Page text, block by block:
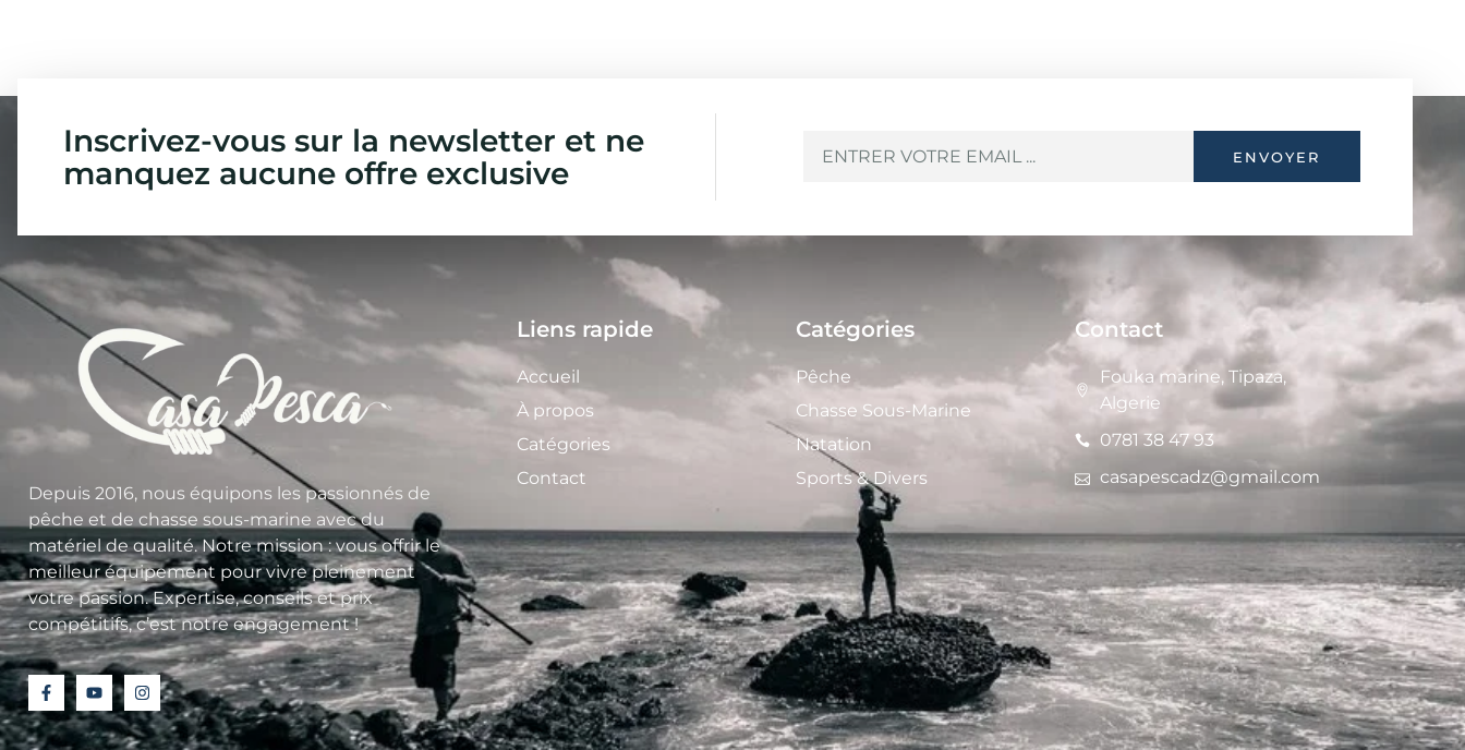
Inscrivez-vous sur la newsletter et ne
manquez aucune offre exclusive
ENVOYER
Depuis 2016, nous équipons les passionnés de
pêche et de chasse sous-marine avec du
matériel de qualité. Notre mission : vous offrir le
meilleur équipement pour vivre pleinement
votre passion. Expertise, conseils et prix
compétitifs, c’est notre engagement !
Liens rapide
Accueil
À propos
Catégories
Contact
Catégories
Pêche
Chasse Sous-Marine
Natation
Sports & Divers
Contact
Fouka marine, Tipaza,
Algerie
0781 38 47 93
casapescadz@gmail.com